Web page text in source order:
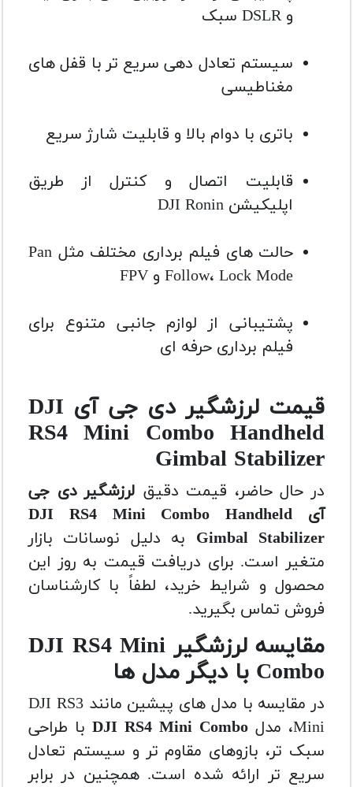
و DSLR سبک
سیستم تعادل دهی سریع تر با قفل های
مغناطیسی
باتری با دوام بالا و قابلیت شارژ سریع
قابلیت اتصال و کنترل از طریق
اپلیکیشن DJI Ronin
حالت های فیلم برداری مختلف مثل Pan
Follow، Lock Mode و FPV
پشتیبانی از لوازم جانبی متنوع برای
فیلم برداری حرفه ای
قیمت لرزشگیر دی جی آی DJI
RS4 Mini Combo Handheld
Gimbal Stabilizer
در حال حاضر، قیمت دقیق لرزشگیر دی جی
آی DJI RS4 Mini Combo Handheld
Gimbal Stabilizer به دلیل نوسانات بازار
متغیر است. برای دریافت قیمت به روز این
محصول و شرایط خرید، لطفاً با کارشناسان
فروش تماس بگیرید.
مقایسه لرزشگیر DJI RS4 Mini
Combo با دیگر مدل ها
در مقایسه با مدل های پیشین مانند DJI RS3
Mini، مدل
DJI RS4 Mini Combo با طراحی
سبک تر، بازوهای مقاوم تر و سیستم تعادل
سریع تر ارائه شده است. همچنین در برابر